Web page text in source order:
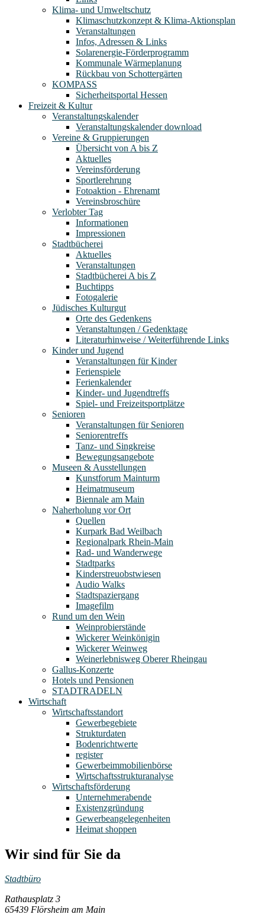
Klima- und Umweltschutz
Klimaschutzkonzept & Klima-Aktionsplan
Veranstaltungen
Infos, Adressen & Links
Solarenergie-Förderprogramm
Kommunale Wärmeplanung
Rückbau von Schottergärten
KOMPASS
Sicherheitsportal Hessen
Freizeit & Kultur
Veranstaltungskalender
Veranstaltungskalender download
Vereine & Gruppierungen
Übersicht von A bis Z
Aktuelles
Vereinsförderung
Sportlerehrung
Fotoaktion - Ehrenamt
Vereinsbroschüre
Verlobter Tag
Informationen
Impressionen
Stadtbücherei
Aktuelles
Veranstaltungen
Stadtbücherei A bis Z
Buchtipps
Fotogalerie
Jüdisches Kulturgut
Orte des Gedenkens
Veranstaltungen / Gedenktage
Literaturhinweise / Weiterführende Links
Kinder und Jugend
Veranstaltungen für Kinder
Ferienspiele
Ferienkalender
Kinder- und Jugendtreffs
Spiel- und Freizeitsportplätze
Senioren
Veranstaltungen für Senioren
Seniorentreffs
Tanz- und Singkreise
Bewegungsangebote
Museen & Ausstellungen
Kunstforum Mainturm
Heimatmuseum
Biennale am Main
Naherholung vor Ort
Quellen
Kurpark Bad Weilbach
Regionalpark Rhein-Main
Rad- und Wanderwege
Stadtparks
Kinderstreuobstwiesen
Audio Walks
Stadtspaziergang
Imagefilm
Rund um den Wein
Weinprobierstände
Wickerer Weinkönigin
Wickerer Weinweg
Weinerlebnisweg Oberer Rheingau
Gallus-Konzerte
Hotels und Pensionen
STADTRADELN
Wirtschaft
Wirtschaftsstandort
Gewerbegebiete
Strukturdaten
Bodenrichtwerte
register
Gewerbeimmobilienbörse
Wirtschaftsstrukturanalyse
Wirtschaftsförderung
Unternehmerabende
Existenzgründung
Gewerbeangelegenheiten
Heimat shoppen
Wir sind für Sie da
Stadtbüro
Rathausplatz 3
65439 Flörsheim am Main